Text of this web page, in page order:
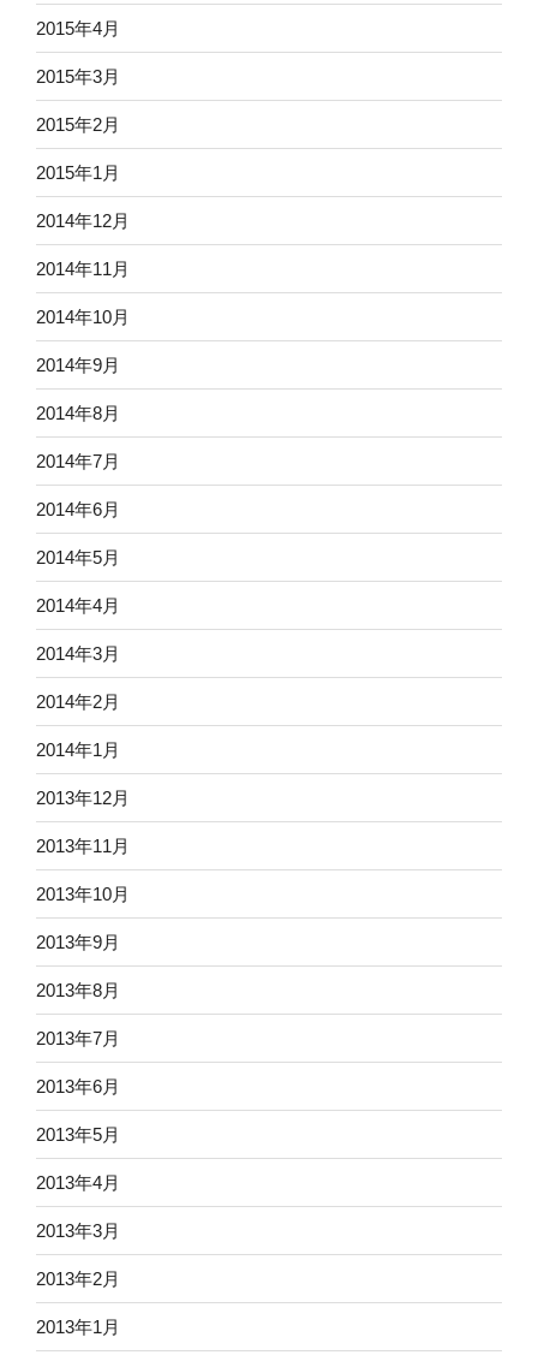
2015年4月
2015年3月
2015年2月
2015年1月
2014年12月
2014年11月
2014年10月
2014年9月
2014年8月
2014年7月
2014年6月
2014年5月
2014年4月
2014年3月
2014年2月
2014年1月
2013年12月
2013年11月
2013年10月
2013年9月
2013年8月
2013年7月
2013年6月
2013年5月
2013年4月
2013年3月
2013年2月
2013年1月